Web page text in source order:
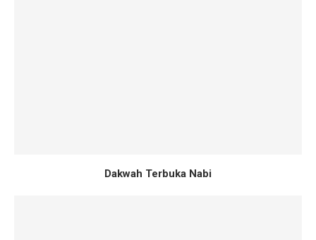
Dakwah Terbuka Nabi